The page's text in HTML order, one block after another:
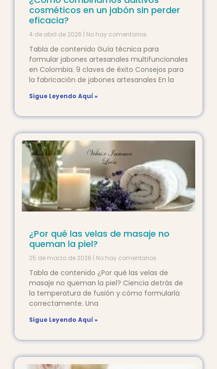
cosméticos en un jabón sin perder
eficacia?
4 de abril de 2026 No hay comentarios
Tabla de contenido Guía técnica para
formular jabones artesanales multifuncionales
en Colombia. 9 claves de éxito Consejos para
la fabricación de jabones artesanales En la
Sigue Leyendo Aquí »
¿Por qué las velas de masaje no
queman la piel?
25 de marzo de 2026 No hay comentarios
Tabla de contenido ¿Por qué las velas de
masaje no queman la piel? Ciencia detrás de
la temperatura de fusión y cómo formularla
correctamente. Una
Sigue Leyendo Aquí »